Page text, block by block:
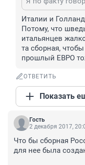
Италии и
Потому, что
итальянцев
та сборная,
прошлый ЕВРО
ОТВЕТИТЬ
Показать
Гость
2 декабря 2017,
Что бы сборная
для нее была